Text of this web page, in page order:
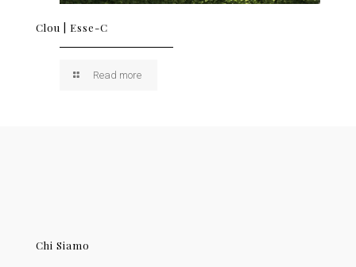
Clou | Esse-C
Read more
Chi Siamo